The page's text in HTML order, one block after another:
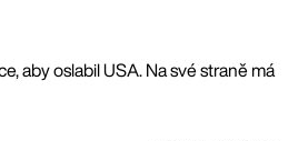
aby oslabil USA. Na své straně má